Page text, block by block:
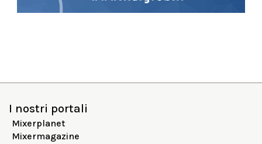
I nostri portali
Mixerplanet
Mixermagazine